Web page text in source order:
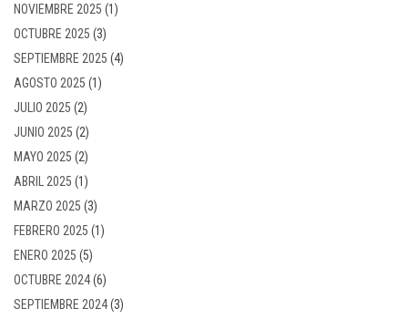
NOVIEMBRE 2025 (1)
OCTUBRE 2025 (3)
SEPTIEMBRE 2025 (4)
AGOSTO 2025 (1)
JULIO 2025 (2)
JUNIO 2025 (2)
MAYO 2025 (2)
ABRIL 2025 (1)
MARZO 2025 (3)
FEBRERO 2025 (1)
ENERO 2025 (5)
OCTUBRE 2024(6)
SEPTIEMBRE 2024(3)